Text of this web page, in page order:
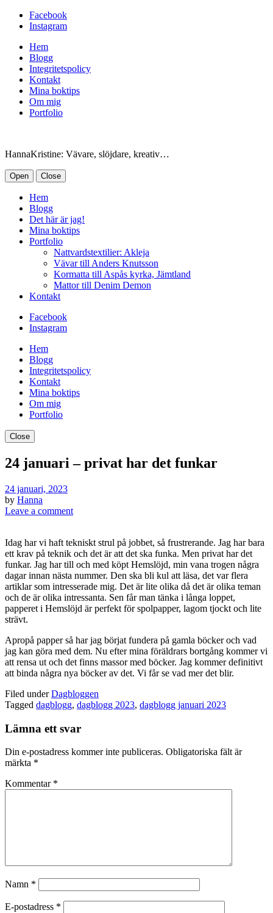
Facebook
Instagram
Hem
Blogg
Integritetspolicy
Kontakt
Mina boktips
Om mig
Portfolio
HannaKristine: Vävare, slöjdare, kreativ…
Open Close
Hem
Blogg
Det här är jag!
Mina boktips
Portfolio
Nattvardstextilier: Akleja
Vävar till Anders Knutsson
Kormatta till Aspås kyrka, Jämtland
Mattor till Denim Demon
Kontakt
Facebook
Instagram
Hem
Blogg
Integritetspolicy
Kontakt
Mina boktips
Om mig
Portfolio
Close
24 januari – privat har det funkar
24 januari, 2023
by Hanna
Leave a comment
Idag har vi haft tekniskt strul på jobbet, så frustrerande. Jag har bara
ett krav på teknik och det är att det ska funka. Men privat har det
funkar. Jag har till och med köpt Hemslöjd, min vana trogen några
dagar innan nästa nummer. Den ska bli kul att läsa, det var flera
artiklar som intresserade mig. Det är lite olika då det är olika teman
och de är olika intressanta. Sen får man tänka i långa loppet,
papperet i Hemslöjd är perfekt för spolpapper, lagom tjockt och lite
strävt.
Apropå papper så har jag börjat fundera på gamla böcker och vad
jag kan göra med dem. Nu efter mina föräldrars bortgång kommer vi
att rensa ut och det finns massor med böcker. Jag kommer definitivt
att binda några nya böcker av det. Vi får se vad mer det blir.
Filed underDagbloggen
Tagged dagblogg, dagblogg 2023, dagblogg januari 2023
Lämna ett svar
Din e-postadress kommer inte publiceras. Obligatoriska fält är
märkta *
Kommentar *
Namn *
E-postadress *